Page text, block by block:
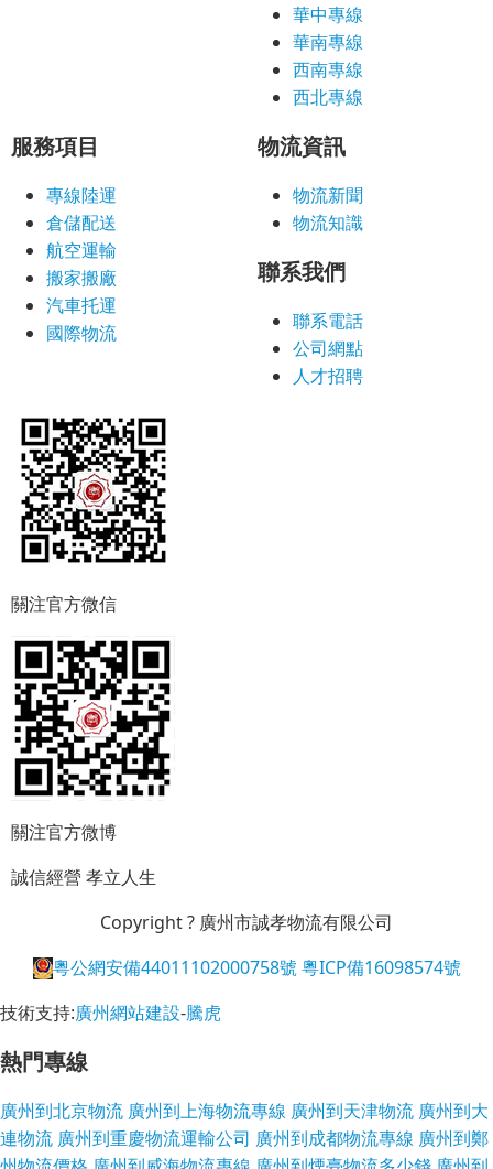
華中專線
華南專線
西南專線
西北專線
服務項目
專線陸運
倉儲配送
航空運輸
搬家搬廠
汽車托運
國際物流
物流資訊
物流新聞
物流知識
聯系我們
聯系電話
公司網點
人才招聘
關注官方微信
關注官方微博
誠信經營孝立人生
Copyright ? 廣州市誠孝物流有限公司
粵公網安備44011102000758號 粵ICP備16098574號
技術支持:廣州網站建設-騰虎
熱門專線
廣州到北京物流 廣州到上海物流專線 廣州到天津物流 廣州到大
連物流 廣州到重慶物流運輸公司 廣州到成都物流專線 廣州到鄭